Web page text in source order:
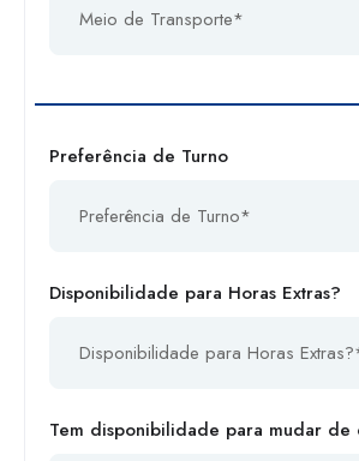
Preferência de Turno
Disponibilidade para Horas Extras?
Tem disponibilidade para mudar de